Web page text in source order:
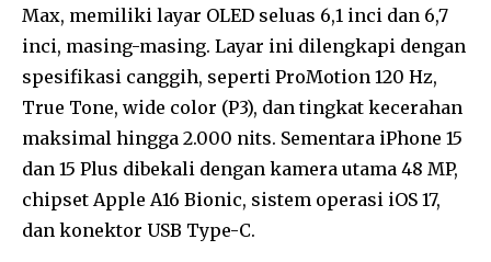
Max, memiliki layar OLED seluas 6,1 inci dan 6,7
inci, masing-masing. Layar ini dilengkapi dengan
spesifikasi canggih, seperti ProMotion 120 Hz,
True Tone, wide color (P3), dan tingkat kecerahan
maksimal hingga 2.000 nits. Sementara iPhone 15
dan 15 Plus dibekali dengan kamera utama 48 MP,
chipset Apple A16 Bionic, sistem operasi iOS 17,
dan konektor USB Type-C.